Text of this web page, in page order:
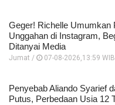
Geger! Richelle Umumkan
Unggahan di Instagram,
Ditanyai Media
Jumat / 07-08-2026,13:59 WIB
Penyebab Aliando Syarief
Putus, Perbedaan Usia 12